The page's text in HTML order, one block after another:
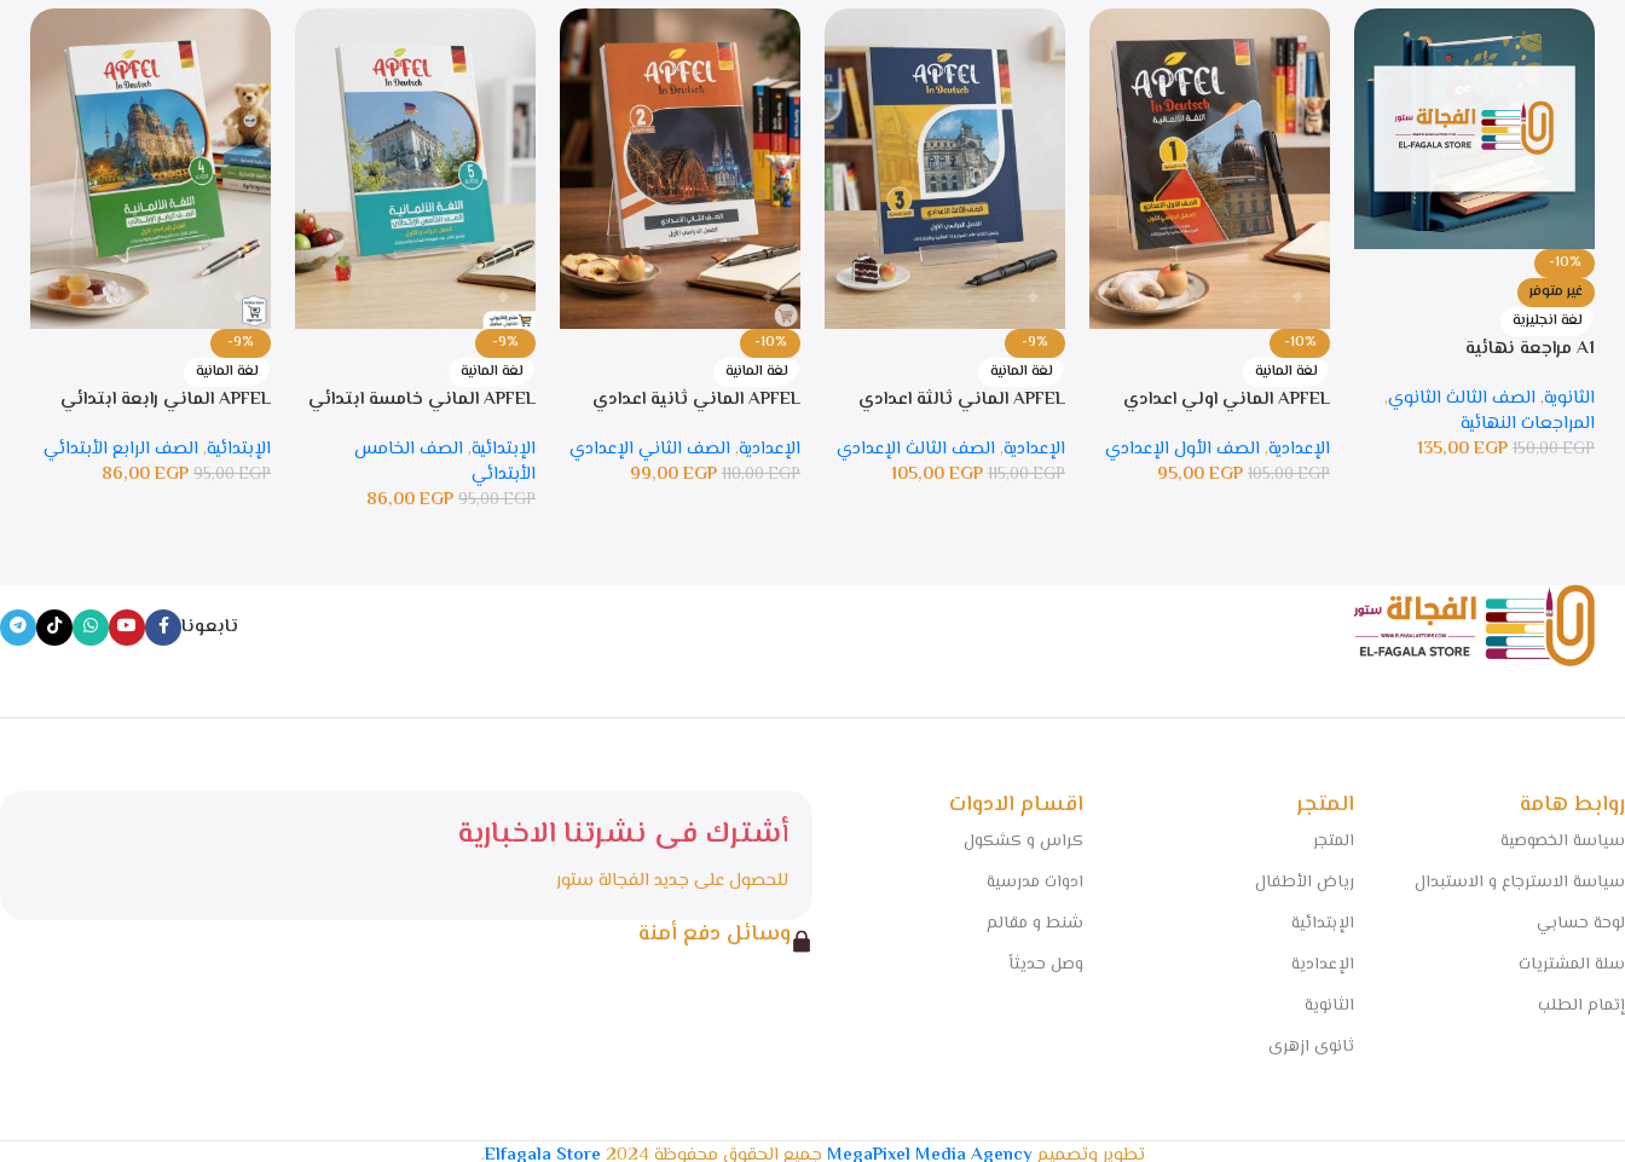
-10%
غير متوفر
لغة انجليزية
A1 مراجعة نهائية
الثانوية, الصف الثالث الثانوي,
المراجعات النهائية
150,00EGP
135,00EGP
-10%
لغة المانية
APFEL الماني اولي اعدادي
الإعدادية, الصف الأول الإعدادي
105,00EGP
95,00EGP
-9%
لغة المانية
APFEL الماني ثالثة اعدادي
الإعدادية, الصف الثالث الإعدادي
115,00EGP
105,00EGP
-10%
لغة المانية
APFEL الماني ثانية اعدادي
الإعدادية, الصف الثاني الإعدادي
110,00EGP
99,00EGP
-9%
لغة المانية
APFEL الماني خامسة ابتدائي
الإبتدائية, الصف الخامس
الأبتدائي
95,00EGP
86,00EGP
-9%
لغة المانية
APFEL الماني رابعة ابتدائي
الإبتدائية, الصف الرابع الأبتدائي
95,00EGP
86,00EGP
تابعونا
روابط هامة
سياسة الخصوصية
سياسة الاسترجاع و الاستبدال
لوحة حسابي
سلة المشتريات
إتمام الطلب
المتجر
المتجر
رياض الأطفال
الإبتدائية
الإعدادية
الثانوية
ثانوى ازهرى
اقسام الادوات
كراس و كشكول
ادوات مدرسية
شنط و مقالم
وصل حديثاً
أشترك فى نشرتنا الاخبارية
للحصول على جديد الفجالة ستور
وسائل دفع أمنة
تطوير وتصميمMegaPixel Media Agency جميع الحقوق محفوظة 2024 Elfagala Store
.